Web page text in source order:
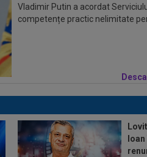
Vladimir Putin a acordat
competențe practic nelimitate